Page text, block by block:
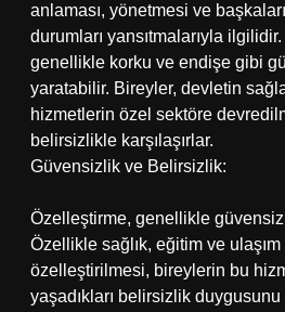
anlaması, yönetmesi ve
durumları yansıtmalarıyla
genellikle korku ve endişe gibi
yaratabilir. Bireyler, devletin
hizmetlerin özel sektöre
belirsizlikle karşılaşırlar.
Güvensizlik ve Belirsizlik:
Özelleştirme, genellikle
Özellikle sağlık, eğitim ve
özelleştirilmesi, bireylerin bu
yaşadıkları belirsizlik duygusunu